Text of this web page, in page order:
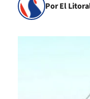
Por El